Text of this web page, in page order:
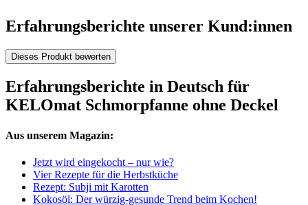
Erfahrungsberichte unserer Kund:innen
Dieses Produkt bewerten
Erfahrungsberichte in Deutsch für
KELOmat Schmorpfanne ohne Deckel
Aus unserem Magazin:
Jetzt wird eingekocht – nur wie?
Vier Rezepte für die Herbstküche
Rezept: Subji mit Karotten
Kokosöl: Der würzig-gesunde Trend beim Kochen!